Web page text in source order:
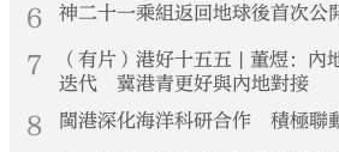
6 神二十一乘組返回地球後首次公
7
（有片）港好十五五 | 董煜：內
迭代 冀港青更好與內地對接
8 閩港深化海洋科研合作 積極聯